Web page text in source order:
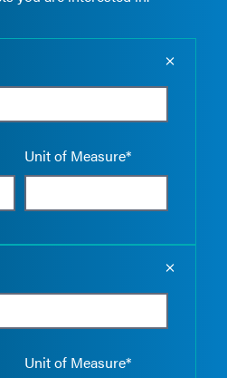
Unit of Measure*
Unit of Measure*